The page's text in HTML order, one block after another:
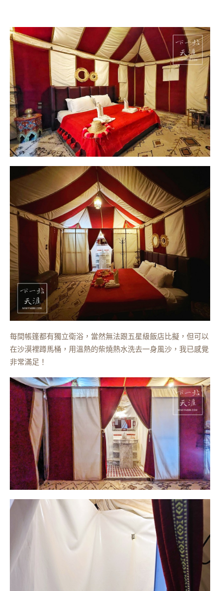
每間帳篷都有獨立衛浴，當然無法跟五星級飯店比擬，但可以
在沙漠裡蹲馬桶，用溫熱的柴燒熱水洗去一身風沙，我已感覺
非常滿足！